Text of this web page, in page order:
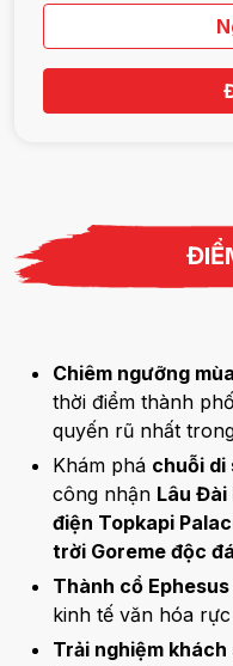
Chiêm ngưỡng
thời điểm thành
quyến rũ nhất
Khám phá chuỗi di
công nhận Lâu Đài
điện Topkapi
trời Goreme độc
Thành cổ Ephesus
kinh tế văn hóa
Trải nghiệm